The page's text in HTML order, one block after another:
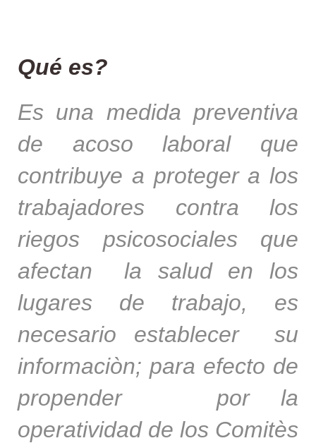
Qué es?
Es una medida preventiva
de acoso laboral que
contribuye a proteger a los
trabajadores contra los
riegos psicosociales que
afectan la salud en los
lugares de trabajo, es
necesario establecer su
informaciòn; para efecto de
propender por la
operatividad de los Comitès